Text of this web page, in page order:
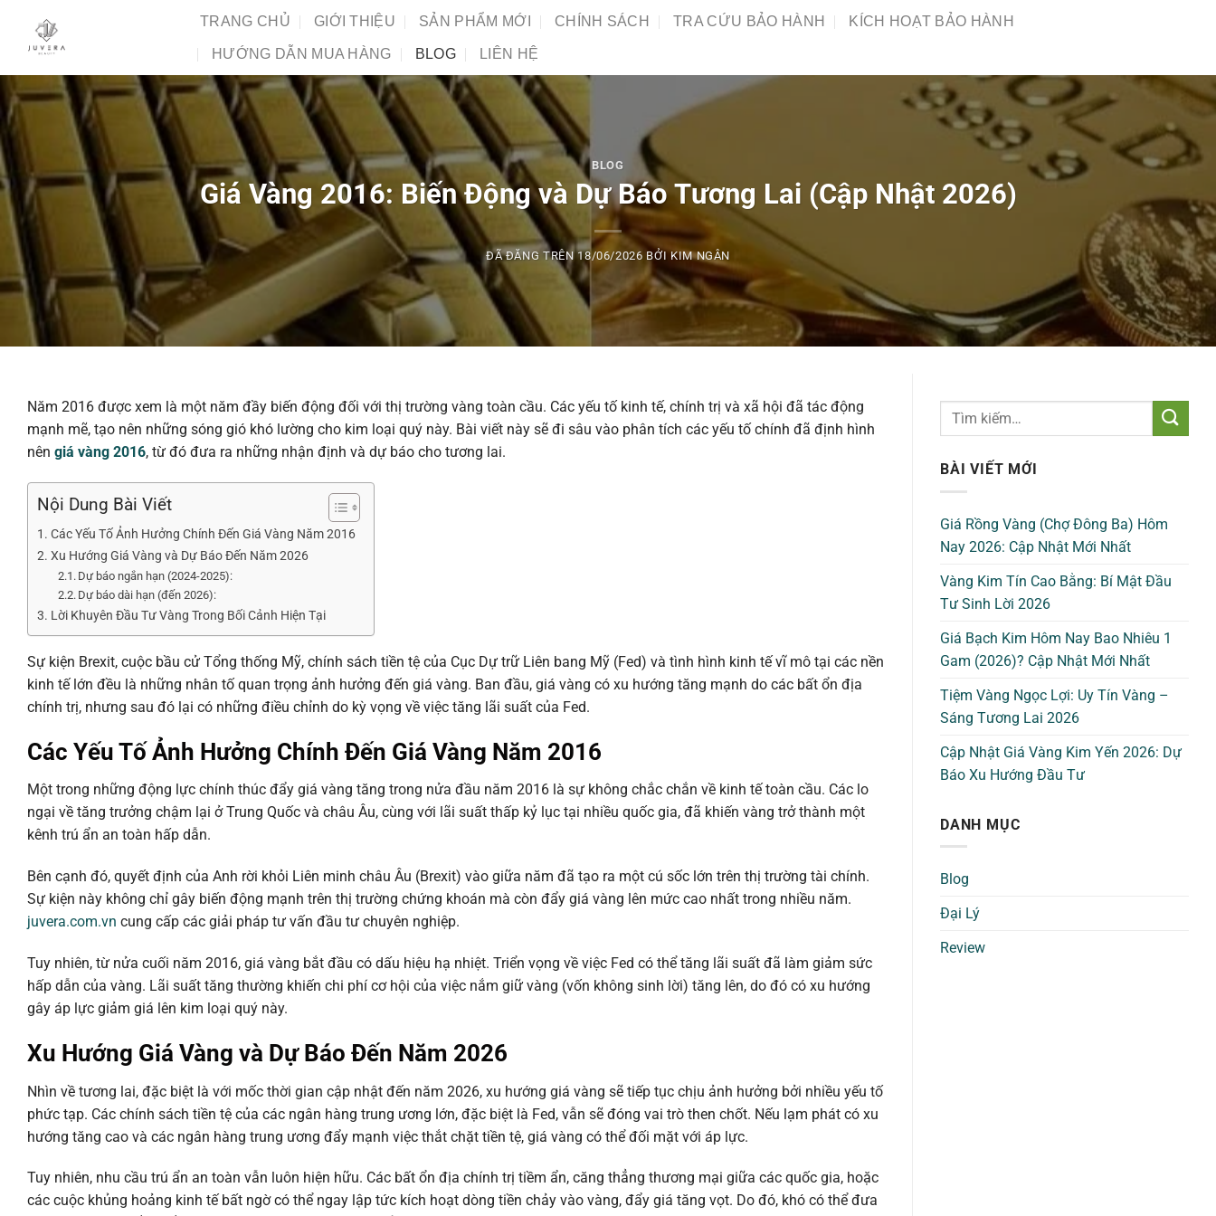
dung
TRANG CHỦ GIỚI THIỆU SẢN PHẨM MỚI CHÍNH SÁCH TRA CỨU BẢO HÀNH KÍCH HOẠT BẢO HÀNH
HƯỚNG DẪN MUA HÀNG BLOG LIÊN HỆ
BLOG
Giá Vàng 2016: Biến Động và Dự Báo Tương Lai (Cập Nhật 2026)
ĐÃ ĐĂNG TRÊN18/06/2026 BỞIKIM NGÂN
Năm 2016 được xem là một năm đầy biến động đối với thị trường vàng toàn cầu. Các yếu tố kinh tế, chính trị và xã hội đã tác động
mạnh mẽ, tạo nên những sóng gió khó lường cho kim loại quý này. Bài viết này sẽ đi sâu vào phân tích các yếu tố chính đã định hình
nên giá vàng 2016, từ đó đưa ra những nhận định và dự báo cho tương lai.
Nội Dung Bài Viết
Các Yếu Tố Ảnh Hưởng Chính Đến Giá Vàng Năm 2016
Xu Hướng Giá Vàng và Dự Báo Đến Năm 2026
Dự báo ngắn hạn (2024-2025):
Dự báo dài hạn (đến 2026):
Lời Khuyên Đầu Tư Vàng Trong Bối Cảnh Hiện Tại
Sự kiện Brexit, cuộc bầu cử Tổng thống Mỹ, chính sách tiền tệ của Cục Dự trữ Liên bang Mỹ (Fed) và tình hình kinh tế vĩ mô tại các nền
kinh tế lớn đều là những nhân tố quan trọng ảnh hưởng đến giá vàng. Ban đầu, giá vàng có xu hướng tăng mạnh do các bất ổn địa
chính trị, nhưng sau đó lại có những điều chỉnh do kỳ vọng về việc tăng lãi suất của Fed.
Các Yếu Tố Ảnh Hưởng Chính Đến Giá Vàng Năm 2016
Một trong những động lực chính thúc đẩy giá vàng tăng trong nửa đầu năm 2016 là sự không chắc chắn về kinh tế toàn cầu. Các lo
ngại về tăng trưởng chậm lại ở Trung Quốc và châu Âu, cùng với lãi suất thấp kỷ lục tại nhiều quốc gia, đã khiến vàng trở thành một
kênh trú ẩn an toàn hấp dẫn.
Bên cạnh đó, quyết định của Anh rời khỏi Liên minh châu Âu (Brexit) vào giữa năm đã tạo ra một cú sốc lớn trên thị trường tài chính.
Sự kiện này không chỉ gây biến động mạnh trên thị trường chứng khoán mà còn đẩy giá vàng lên mức cao nhất trong nhiều năm.
juvera.com.vn cung cấp các giải pháp tư vấn đầu tư chuyên nghiệp.
Tuy nhiên, từ nửa cuối năm 2016, giá vàng bắt đầu có dấu hiệu hạ nhiệt. Triển vọng về việc Fed có thể tăng lãi suất đã làm giảm sức
hấp dẫn của vàng. Lãi suất tăng thường khiến chi phí cơ hội của việc nắm giữ vàng (vốn không sinh lời) tăng lên, do đó có xu hướng
gây áp lực giảm giá lên kim loại quý này.
Xu Hướng Giá Vàng và Dự Báo Đến Năm 2026
Nhìn về tương lai, đặc biệt là với mốc thời gian cập nhật đến năm 2026, xu hướng giá vàng sẽ tiếp tục chịu ảnh hưởng bởi nhiều yếu tố
phức tạp. Các chính sách tiền tệ của các ngân hàng trung ương lớn, đặc biệt là Fed, vẫn sẽ đóng vai trò then chốt. Nếu lạm phát có xu
hướng tăng cao và các ngân hàng trung ương đẩy mạnh việc thắt chặt tiền tệ, giá vàng có thể đối mặt với áp lực.
Tuy nhiên, nhu cầu trú ẩn an toàn vẫn luôn hiện hữu. Các bất ổn địa chính trị tiềm ẩn, căng thẳng thương mại giữa các quốc gia, hoặc
các cuộc khủng hoảng kinh tế bất ngờ có thể ngay lập tức kích hoạt dòng tiền chảy vào vàng, đẩy giá tăng vọt. Do đó, khó có thể đưa
BÀI VIẾT MỚI
Giá Rồng Vàng (Chợ Đông Ba) Hôm
Nay 2026: Cập Nhật Mới Nhất
Vàng Kim Tín Cao Bằng: Bí Mật Đầu
Tư Sinh Lời 2026
Giá Bạch Kim Hôm Nay Bao Nhiêu 1
Gam (2026)? Cập Nhật Mới Nhất
Tiệm Vàng Ngọc Lợi: Uy Tín Vàng –
Sáng Tương Lai 2026
Cập Nhật Giá Vàng Kim Yến 2026: Dự
Báo Xu Hướng Đầu Tư
DANH MỤC
Blog
Đại Lý
Review